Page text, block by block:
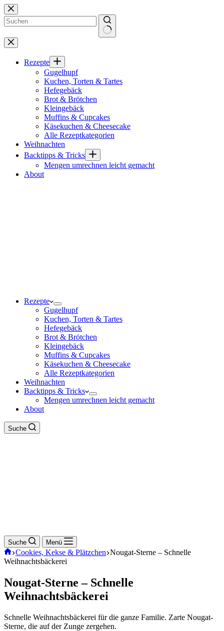
Zum
Inhalt
springen
Keine
Ergebnisse
Rezepte
Gugelhupf
Kuchen, Torten & Tartes
Hefegebäck
Brot & Brötchen
Kleingebäck
Muffins & Cupcakes
Käsekuchen & Cheesecake
Alle Rezeptkategorien
Weihnachten
Backtipps & Tricks
Mengen umrechnen leicht gemacht
About
Rezepte
Gugelhupf
Kuchen, Torten & Tartes
Hefegebäck
Brot & Brötchen
Kleingebäck
Muffins & Cupcakes
Käsekuchen & Cheesecake
Alle Rezeptkategorien
Weihnachten
Backtipps & Tricks
Mengen umrechnen leicht gemacht
About
Suche
Suche Menü
Start
Cookies, Kekse & Plätzchen Nougat-Sterne – Schnelle
Weihnachtsbäckerei
Nougat-Sterne – Schnelle
Weihnachtsbäckerei
Schnelle Weihnachtsbäckerei für die ganze Familie. Zarte Nougat-
Sterne, die auf der Zunge zergehen.